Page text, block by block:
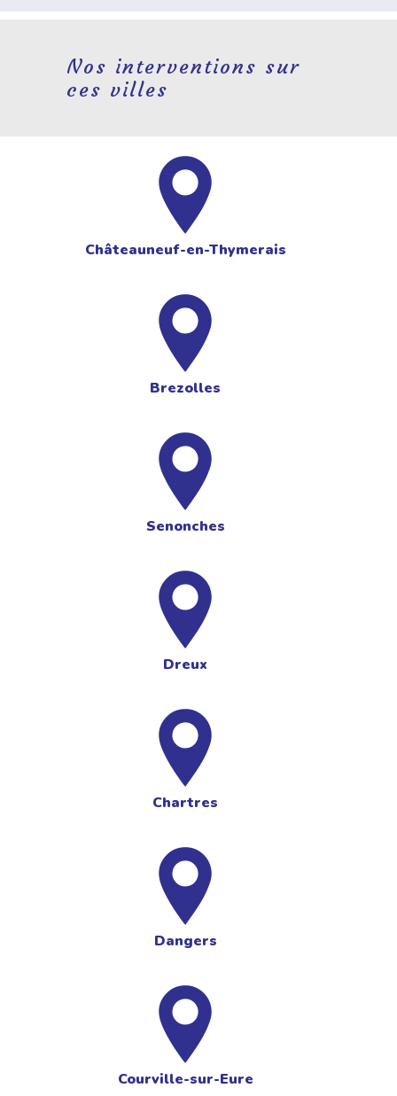
Nos interventions sur
ces villes
Châteauneuf-en-Thymerais
Brezolles
Senonches
Dreux
Chartres
Dangers
Courville-sur-Eure